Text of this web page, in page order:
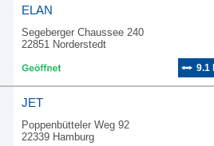
ELAN
Segeberger Chaussee 240
22851 Norderstedt
9.1
JET
Poppenbütteler Weg 92
22339 Hamburg